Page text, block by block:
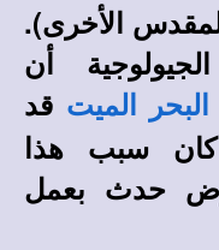
الأخرى).
أن
البحر الميت قد
كان سبب هذا
حدث بعمل